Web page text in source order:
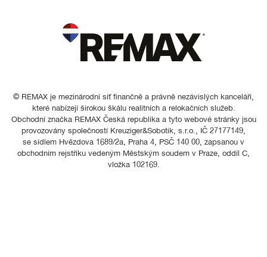
© REMAX je mezinárodní síť finančně a právně nezávislých kanceláří,
které nabízejí širokou škálu realitních a relokačních služeb.
Obchodní značka REMAX Česká republika a tyto webové stránky jsou
provozovány společností Kreuziger&Sobotik, s.r.o., IČ 27177149,
se sídlem Hvězdova 1689/2a, Praha 4, PSČ 140 00, zapsanou v
obchodním rejstříku vedeným Městským soudem v Praze, oddíl C,
vložka 102169.